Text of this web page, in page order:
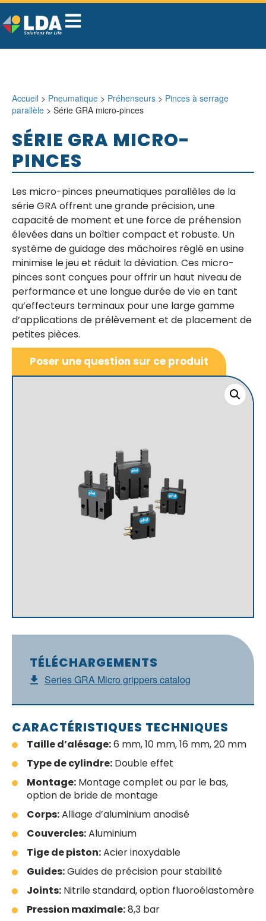
Accueil > Pneumatique > Préhenseurs > Pinces à serrage
parallèle > Série GRA micro-pinces
TÉLÉCHARGEMENTS
Series GRA Micro grippers catalog
CARACTÉRISTIQUES TECHNIQUES
Taille d’alésage:6 mm, 10 mm, 16 mm, 20 mm
Type de cylindre: Double effet
Montage: Montage complet ou par le bas,
option de bride de montage
Corps:Alliage d’aluminium anodisé
Couvercles:Aluminium
Tige de piston:Acier inoxydable
Guides:Guides de précision pour stabilité
Joints: Nitrile standard, option fluoroélastomère
Pression maximale:8,3 bar
SÉRIE GRA MICRO-
PINCES
Les micro-pinces pneumatiques parallèles de la
série GRA offrent une grande précision, une
capacité de moment et une force de préhension
élevées dans un boîtier compact et robuste. Un
système de guidage des mâchoires réglé en usine
minimise le jeu et réduit la déviation. Ces micro-
pinces sont conçues pour offrir un haut niveau de
performance et une longue durée de vie en tant
qu’effecteurs terminaux pour une large gamme
d’applications de prélèvement et de placement de
petites pièces.
Poser une question sur ce produit